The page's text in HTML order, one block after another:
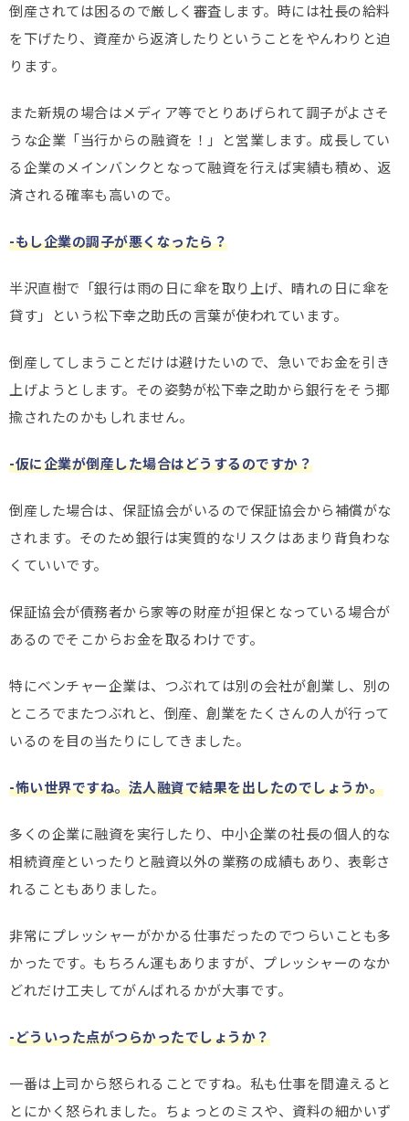
倒産されては困るので厳しく審査します。時には社長の給料
を下げたり、資産から返済したりということをやんわりと迫
ります。
また新規の場合はメディア等でとりあげられて調子がよさそ
うな企業「当行からの融資を！」と営業します。成長してい
る企業のメインバンクとなって融資を行えば実績も積め、返
済される確率も高いので。
-もし企業の調子が悪くなったら？
半沢直樹で「銀行は雨の日に傘を取り上げ、晴れの日に傘を
貸す」という松下幸之助氏の言葉が使われています。
倒産してしまうことだけは避けたいので、急いでお金を引き
上げようとします。その姿勢が松下幸之助から銀行をそう揶
揄されたのかもしれません。
-仮に企業が倒産した場合はどうするのですか？
倒産した場合は、保証協会がいるので保証協会から補償がな
されます。そのため銀行は実質的なリスクはあまり背負わな
くていいです。
保証協会が債務者から家等の財産が担保となっている場合が
あるのでそこからお金を取るわけです。
特にベンチャー企業は、つぶれては別の会社が創業し、別の
ところでまたつぶれと、倒産、創業をたくさんの人が行って
いるのを目の当たりにしてきました。
-怖い世界ですね。法人融資で結果を出したのでしょうか。
多くの企業に融資を実行したり、中小企業の社長の個人的な
相続資産といったりと融資以外の業務の成績もあり、表彰さ
れることもありました。
非常にプレッシャーがかかる仕事だったのでつらいことも多
かったです。もちろん運もありますが、プレッシャーのなか
どれだけ工夫してがんばれるかが大事です。
-どういった点がつらかったでしょうか？
一番は上司から怒られることですね。私も仕事を間違えると
とにかく怒られました。ちょっとのミスや、資料の細かいず